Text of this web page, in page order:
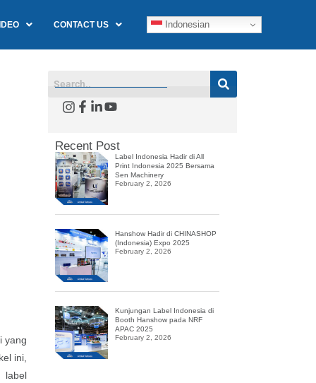
CONTACT US Indonesian
Recent Post
Label Indonesia Hadir di All
Print Indonesia 2025 Bersama
Sen Machinery
February 2, 2026
Hanshow Hadir di CHINASHOP
(Indonesia) Expo 2025
February 2, 2026
Kunjungan Label Indonesia di
Booth Hanshow pada NRF
APAC 2025
February 2, 2026
yang
ini,
label